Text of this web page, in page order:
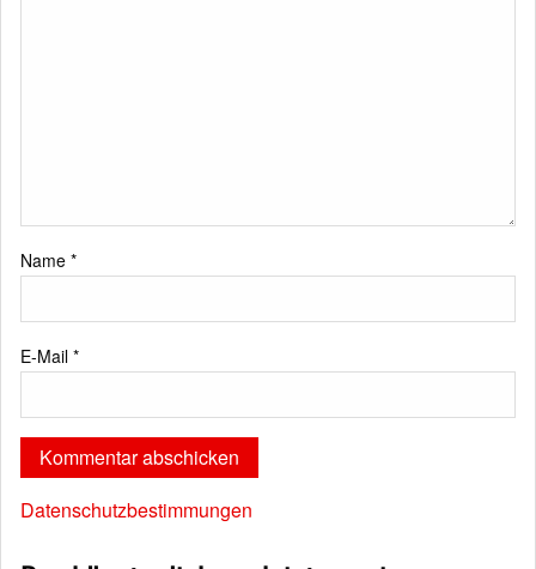
Name *
E-Mail *
Datenschutzbestimmungen